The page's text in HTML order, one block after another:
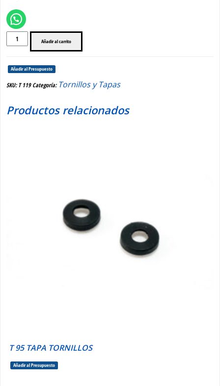
119
Añadir al carrito
Añadir al Presupuesto
SKU: T 119 Categoría: Tornillos y Tapas
Productos relacionados
T 95 TAPA TORNILLOS
Añadir al Presupuesto